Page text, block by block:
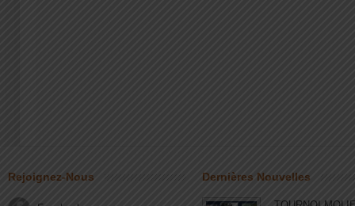
Rejoignez-Nous Dernières Nouvelles